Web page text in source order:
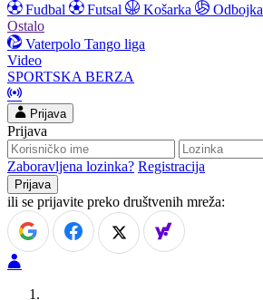
Fudbal
Futsal Košarka Odbojka
Ostalo
Vaterpolo Tango liga
Video
SPORTSKA BERZA
Prijava
Prijava
Zaboravljena lozinka? Registracija
ili se prijavite preko društvenih mreža: